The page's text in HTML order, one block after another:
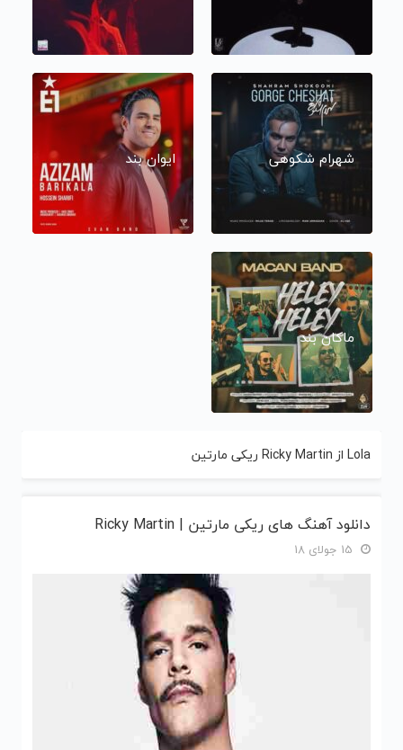
شهرام شکوهی ایوان بند
ماکان بند
Lola از Ricky Martin ریکی مارتین
دانلود آهنگ های ریکی مارتین | Ricky Martin